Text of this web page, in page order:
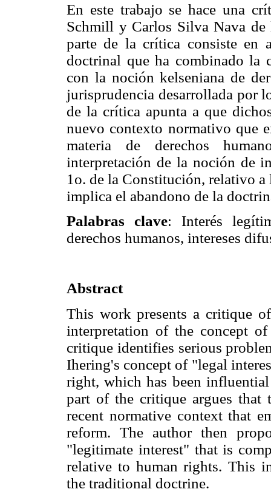
En este trabajo se hace una
Schmill y Carlos Silva Nava
parte de la crítica consiste en
doctrinal que ha combinado la
con la noción kelseniana de
jurisprudencia desarrollada por
de la crítica apunta a que
nuevo contexto normativo que
materia de derechos
interpretación de la noción de
1o. de la Constitución, relativo a
implica el abandono de la
Palabras clave: Interés
derechos humanos, intereses
Abstract
This work presents a critique
interpretation of the concept
critique identifies serious
Ihering's concept of "legal
right, which has been
part of the critique argues that
recent normative context that
reform. The author then
"legitimate interest" that is
relative to human rights. This
the traditional doctrine.